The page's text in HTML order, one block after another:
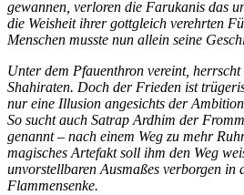
gewannen, verloren die Farukanis das
die Weisheit ihrer gottgleich verehrten
Menschen musste nun allein seine
Unter dem Pfauenthron vereint,
Shahiraten. Doch der Frieden ist
nur eine Illusion angesichts der
So sucht auch Satrap Ardhim der
genannt – nach einem Weg zu mehr
magisches Artefakt soll ihm den Weg
unvorstellbaren Ausmaßes verborgen in
Flammensenke.